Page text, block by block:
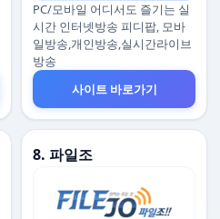
PC/모바일 어디서도 즐기는 실
시간 인터넷방송 피디팝, 모바
일방송,개인방송,실시간라이브
방송
사이트 바로가기
8. 파일조